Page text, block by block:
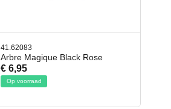
41.62083
Arbre Magique Black Rose
€ 6,95
Op voorraad